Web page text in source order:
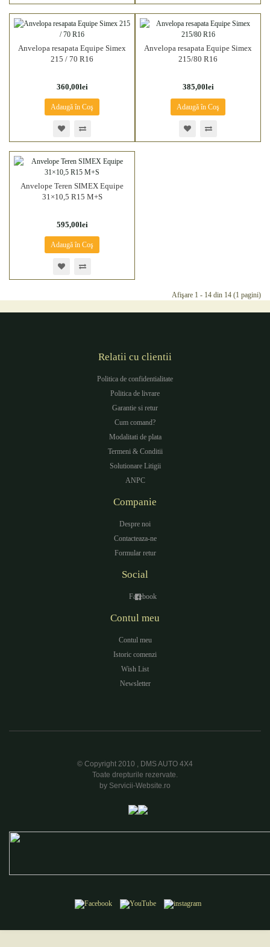
Anvelopa resapata Equipe Simex
215 / 70 R16
360,00lei
Adaugă în Coş
Anvelopa resapata Equipe Simex
215/80 R16
385,00lei
Adaugă în Coş
Anvelope Teren SIMEX Equipe
31×10,5 R15 M+S
595,00lei
Adaugă în Coş
Afişare 1 - 14 din 14 (1 pagini)
Relatii cu clientii
Politica de confidentialitate
Politica de livrare
Garantie si retur
Cum comand?
Modalitati de plata
Termeni & Conditii
Solutionare Litigii
ANPC
Companie
Despre noi
Contacteaza-ne
Formular retur
Social
Facebook
Contul meu
Contul meu
Istoric comenzi
Wish List
Newsletter
© Copyright 2010 , DMS AUTO 4X4
Toate drepturile rezervate.
by Servicii-Website.ro